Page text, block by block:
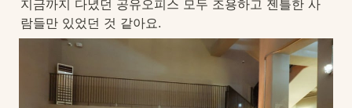
지금까지 다녔던 공유오피스 모두 조용하고 젠틀한 사
람들만 있었던 것 같아요.